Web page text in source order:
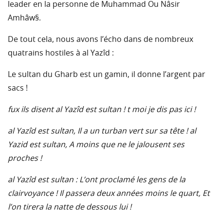
leader en la personne de Muhammad Ou Nâsir
Amhâw§.
De tout cela, nous avons l’écho dans de nombreux
quatrains hostiles à al Yazîd :
Le sultan du Gharb est un gamin, il donne l’argent par
sacs !
fux ils disent al Yazîd est sultan ! t moi je dis pas ici !
al Yazîd est sultan, Il a un turban vert sur sa tête ! al
Yazid est sultan, A moins que ne le jalousent ses
proches !
al Yazîd est sultan : L’ont proclamé les gens de la
clairvoyance ! Il passera deux années moins le quart, Et
l’on tirera la natte de dessous lui !